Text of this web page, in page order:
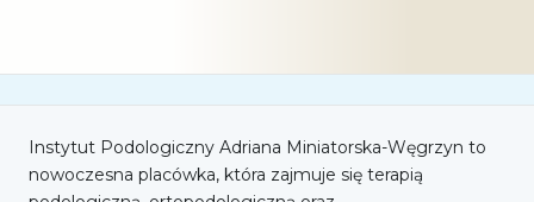
Instytut Podologiczny Adriana Miniatorska-Węgrzyn to
nowoczesna placówka, która zajmuje się terapią